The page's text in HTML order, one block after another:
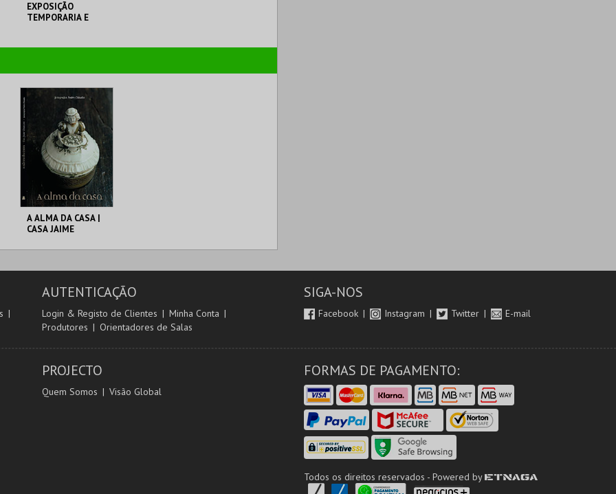
EXPOSIÇÃO
TEMPORARIA E
MUSEU MUNICIPAL T.
MAIS INFO
COMPRAR
A ALMA DA CASA |
CASA JAIME
C. M. TORRES
AUTENTICAÇÃO
Login & Registo de Clientes
Minha Conta
Produtores
Orientadores de Salas
SIGA-NOS
Facebook Instagram Twitter E-mail
PROJECTO
Quem Somos Visão Global
FORMAS DE PAGAMENTO:
Todos os direitos reservados - Powered by